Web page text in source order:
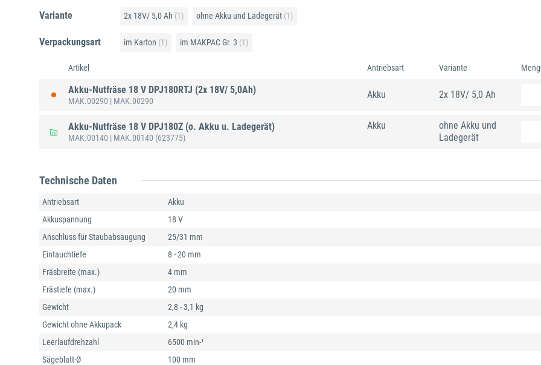
Variante 2x 18V/ 5,0 Ah (1) ohne Akku und Ladegerät (1)
Verpackungsart im Karton (1) im MAKPAC Gr. 3 (1)
Artikel Antriebsart Variante
Akku-Nutfräse 18 V DPJ180RTJ (2x 18V/ 5,0Ah)
MAK.00290 | MAK.00290
Akku 2x 18V/ 5,0 Ah
Akku-Nutfräse 18 V DPJ180Z (o. Akku u. Ladegerät)
MAK.00140 | MAK.00140 (623775)
Akku
ohne Akku und
Ladegerät
Technische Daten
Antriebsart
Akku
Akkuspannung
18 V
Anschluss für Staubabsaugung
25/31 mm
Eintauchtiefe
8 - 20 mm
Fräsbreite (max.)
4 mm
Frästiefe (max.)
20 mm
Gewicht
2,8 - 3,1 kg
Gewicht ohne Akkupack
2,4 kg
Leerlaufdrehzahl
6500 min-¹
Sägeblatt-Ø
100 mm